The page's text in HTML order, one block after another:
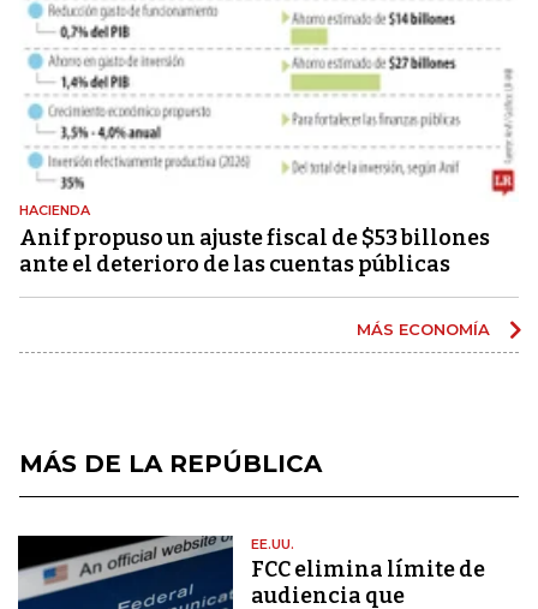
HACIENDA
Anif propuso un ajuste fiscal de $53 billones
ante el deterioro de las cuentas públicas
MÁS ECONOMÍA
MÁS DE LA REPÚBLICA
EE.UU.
FCC elimina límite de
audiencia que